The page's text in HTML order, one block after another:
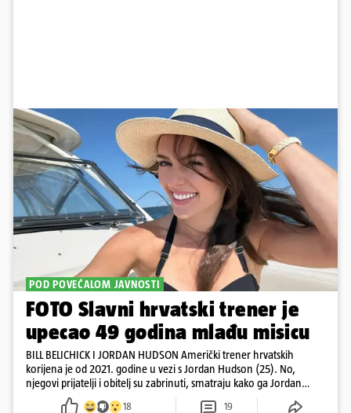
POD POVEĆALOM JAVNOSTI
FOTO Slavni hrvatski trener je
upecao 49 godina mlađu misicu
BILL BELICHICK I JORDAN HUDSON Američki trener hrvatskih
korijena je od 2021. godine u vezi s Jordan Hudson (25). No,
njegovi prijatelji i obitelj su zabrinuti, smatraju kako ga Jordan
kontrolira
18 19